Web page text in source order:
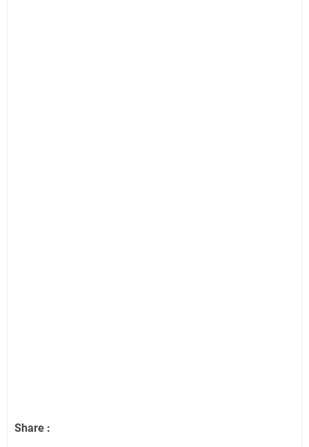
Share :